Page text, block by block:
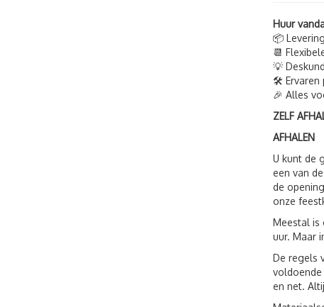
Huur
📦
📆
💡
🛠️ Ervaren
🎉 Alles
ZELF
AFHALEN
U kunt de
een van
de
onze
Meestal is
uur. Maar
De regels
en net.